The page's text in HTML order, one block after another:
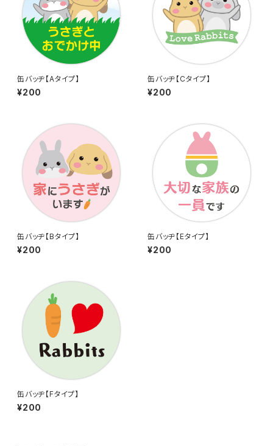
缶バッヂ【Aタイプ】
¥200
缶バッヂ【Cタイプ】
¥200
缶バッヂ【Bタイプ】
¥200
缶バッヂ【Eタイプ】
¥200
缶バッヂ【Fタイプ】
¥200